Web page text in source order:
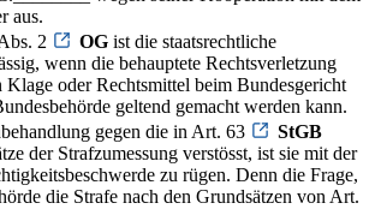
aus.
2
OG ist die staatsrechtliche
wenn die behauptete Rechtsverletzung
oder Rechtsmittel beim Bundesgericht
geltend gemacht werden kann.
gegen die in Art. 63
StGB
der Strafzumessung verstösst, ist sie mit der
zu rügen. Denn die Frage,
die Strafe nach den Grundsätzen von Art.